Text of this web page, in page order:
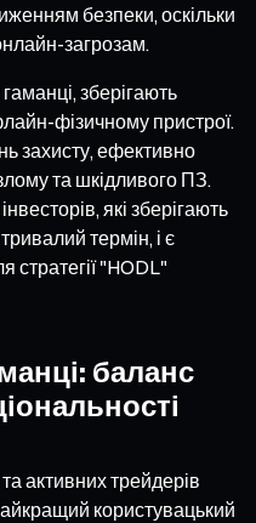
безпеки, оскільки
загрозам.
зберігають
фізичному пристрої.
захисту, ефективно
та шкідливого ПЗ.
які зберігають
термін, і є
стратегії "HODL"
баланс
активних трейдерів
користувацький